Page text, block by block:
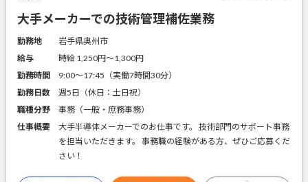
大手メーカーでの技術管理補佐業務
勤務地
岩手県奥州市
給与
時給 1,250円〜1,300円
勤務時間
9:00～17:45（実働7時間30分）
勤務日数
週5日（休日：土日祝）
職種分野
事務（一般・庶務事務）
仕事概要
大手半導体メーカーでのお仕事です。 技術部門のサポート事務
を担当いただきます。 事務職の経験がある方、ぜひご応募くだ
さい！